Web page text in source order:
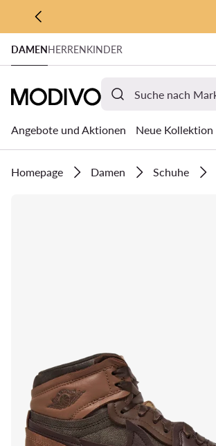
ZUM HAUPTINHALT SPRINGEN
ZUR SUCHE
DAMENHERRENKINDER
Angebote und Aktionen Neue Kollektion
Homepage Damen Schuhe